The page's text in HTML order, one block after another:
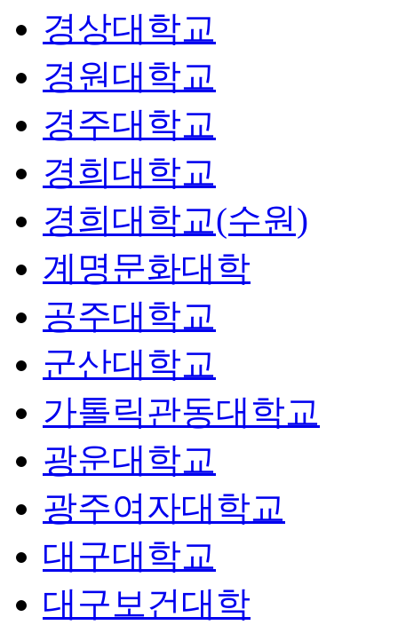
경상대학교
경원대학교
경주대학교
경희대학교
경희대학교(수원)
계명문화대학
공주대학교
군산대학교
가톨릭관동대학교
광운대학교
광주여자대학교
대구대학교
대구보건대학